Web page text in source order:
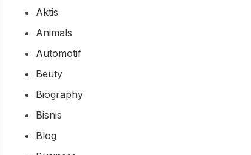
Aktis
Animals
Automotif
Beuty
Biography
Bisnis
Blog